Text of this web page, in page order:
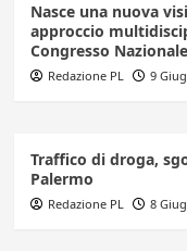
Nasce una nuova
approccio
Congresso
Redazione PL 9
Traffico di droga,
Palermo
Redazione PL 8